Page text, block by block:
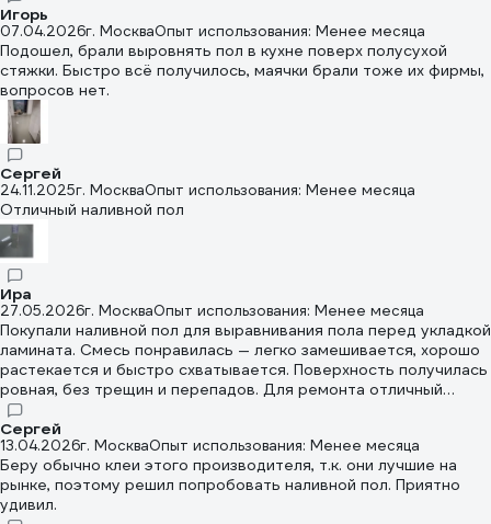
Игорь
07.04.2026г. МоскваОпыт использования: Менее месяца
Подошел, брали выровнять пол в кухне поверх полусухой
стяжки. Быстро всё получилось, маячки брали тоже их фирмы,
вопросов нет.
Сергей
24.11.2025г. МоскваОпыт использования: Менее месяца
Отличный наливной пол
Ира
27.05.2026г. МоскваОпыт использования: Менее месяца
Покупали наливной пол для выравнивания пола перед укладкой
ламината. Смесь понравилась — легко замешивается, хорошо
растекается и быстро схватывается. Поверхность получилась
ровная, без трещин и перепадов. Для ремонта отличный
вариант.
Сергей
13.04.2026г. МоскваОпыт использования: Менее месяца
Беру обычно клеи этого производителя, т.к. они лучшие на
рынке, поэтому решил попробовать наливной пол. Приятно
удивил.